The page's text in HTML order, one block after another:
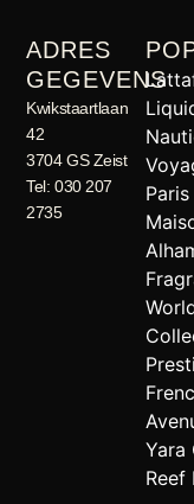
ADRES
GEGEVENS
Kwikstaartlaan
42
3704 GS Zeist
Tel: 030 207
2735
Yara
Reef